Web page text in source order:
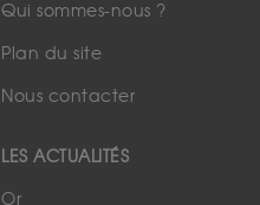
Qui sommes-nous ?
Plan du site
Nous contacter
LES ACTUALITÉS
Or